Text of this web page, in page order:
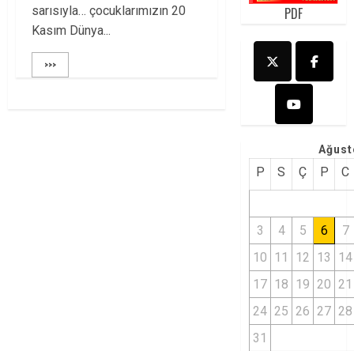
sarısıyla… çocuklarımızın 20
Kasım Dünya...
>>>
PDF
P S Ç P C
3 4 5 6
7
10 11 12 13
14
17 18 19 20 21
24 25 26 27 28
31